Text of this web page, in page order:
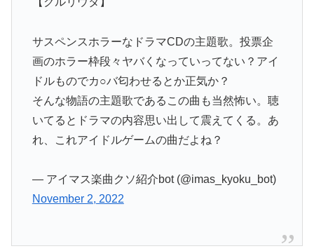
サスペンスホラーなドラマCDの主題歌。投票企
画のホラー枠段々ヤバくなっていってない？アイ
ドルものでカ○バ匂わせるとか正気か？
そんな物語の主題歌であるこの曲も当然怖い。聴
いてるとドラマの内容思い出して震えてくる。あ
れ、これアイドルゲームの曲だよね？
— アイマス楽曲クソ紹介bot (@imas_kyoku_bot)
November 2, 2022